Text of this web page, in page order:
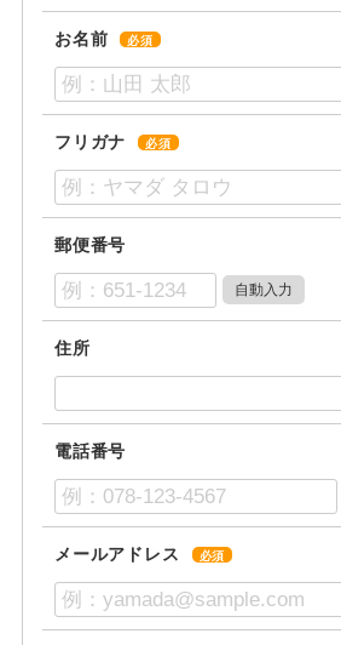
お名前 必須
フリガナ 必須
郵便番号
住所
電話番号
メールアドレス 必須